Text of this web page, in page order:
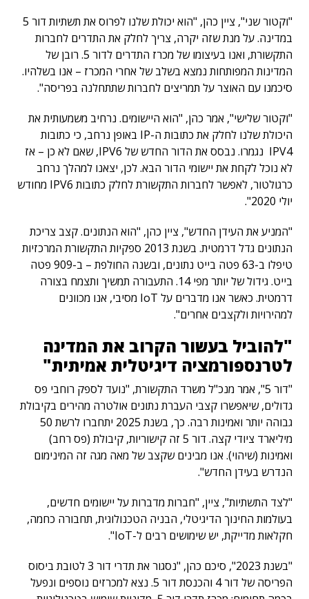
"וקטור שני", ציין כהן, "הוא יכולת שלנו לפרוס את תשתיות דור 5
במדינה. על מנת שזה יקרה, צריך לחלק את התדרים לחברות
התקשורת, ואנו בעיצומו של מכרז התדרים לדור 5. רובן של
המדינות המפותחות נמצא בשלב של אחרי המכרז – אנו בשלהיו.
סיכמנו עם האוצר על תמריצים לחברות שתתחלנה בפריסה".
"וקטור שלישי", אמר כהן, "הוא היישומים. נרחיב משמעותית את
היכולת שלנו לחלק את כתובות ה-IP באופן נרחב, כי כתובות
IPV4 נגמרו. נבסס את הדור החדש של IPV6, שאם לא כן – אז
לא נוכל לקחת את יישומי הדור הבא. לכן, יצאנו למהלך נרחב
כרגולטור, לאפשר לחברות התקשורת לחלק כתובות IPV6 מחודש
יולי 2020".
"המניע את העידן החדש", ציין כהן, "הוא הנתונים. קצב צריכת
הנתונים גדל דרמטית. בשנת 2013 ספקיות התקשורת המרכזיות
טיפלו ב-63 פטה בייט נתונים, ובשנה החולפת – ב-909 פטה
בייט. גידול של יותר מפי 14. התעבורה תמשיך ותצמח בצורה
דרמטית. כאשר אנו מדברים על IoT מסיבי, אנו מכוונים
למהירויות ולקצבים אחרים".
"להוביל בעשור הקרוב את המדינה
לטרנספורמציה דיגיטלית אמיתית"
"דור 5", אמר מנכ"ל משרד התקשורת, "נועד לספק רוחבי פס
גדולים, שיאפשרו קצבי העברת נתונים אולטרה מהירים בקיבולת
גבוהה יותר ואמינות רבה. כך, בשנת 2025 יתחברו לרשת 50
מיליארד ציודי קצה. דור 5 זה קישוריות, קיבולת (פס רחב)
ואמינות (שיהוי). אנו מבינים שקצב של מאה מגה זה המינימום
הנדרש בעידן החדש".
"לצד התשתיות", ציין, "חברות מדברות על יישומים חדשים,
בעולמות החינוך הדיגיטלי, הבניה הטכנולוגית, תחבורה כחמה,
חקלאות מדייקת, יש שימושים רבים ל-IoT".
"בשנת 2023", סיכם כהן, "נסגור את תדרי דור 3 לטובת ביסוס
הפריסה של דור 4 והכנסת דור 5. נצא למכרזים נוספים ונפעל